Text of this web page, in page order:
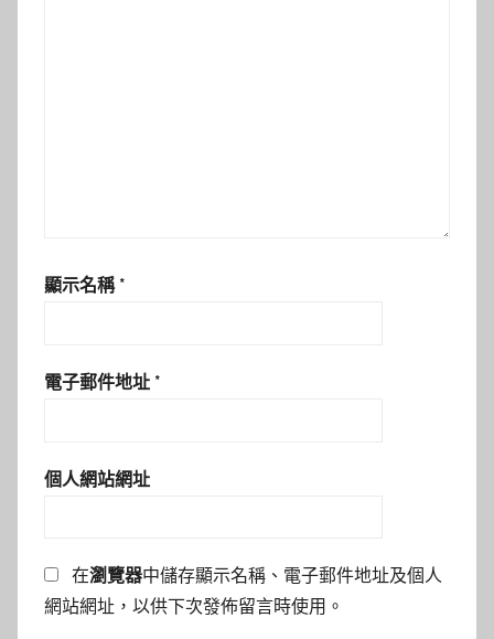
顯示名稱 *
電子郵件地址 *
個人網站網址
在瀏覽器中儲存顯示名稱、電子郵件地址及個人
網站網址，以供下次發佈留言時使用。